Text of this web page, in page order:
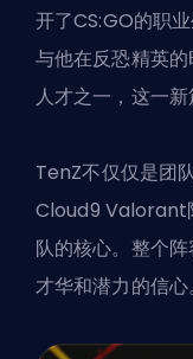
开了CS:GO的职
与他在反恐精英
人才之一，这一
TenZ不仅仅是团
Cloud9 Valorant
队的核心。整个
才华和潜力的信心。